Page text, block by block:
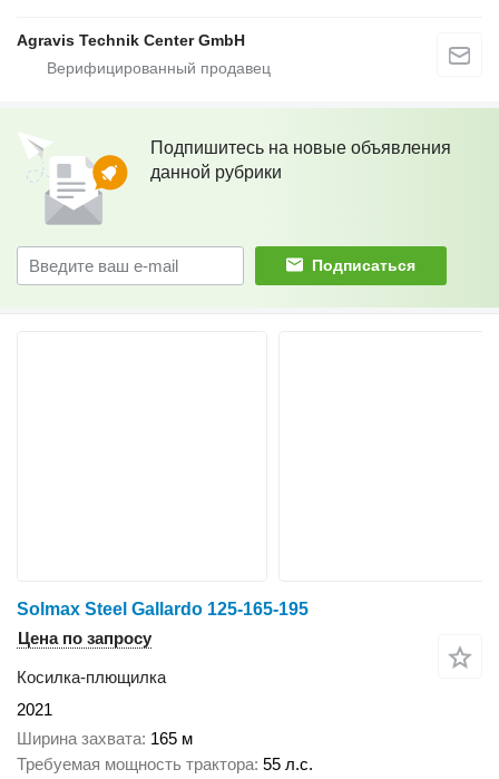
Agravis Technik Center GmbH
Подпишитесь на новые объявления
данной рубрики
Подписаться
Solmax Steel Gallardo 125-165-195
Цена по запросу
Косилка-плющилка
2021
Ширина захвата 165 м
Требуемая мощность трактора 55 л.с.